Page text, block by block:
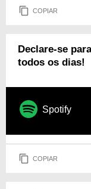
COPIAR
Declare-se
todos os dias!
Spotify
COPIAR